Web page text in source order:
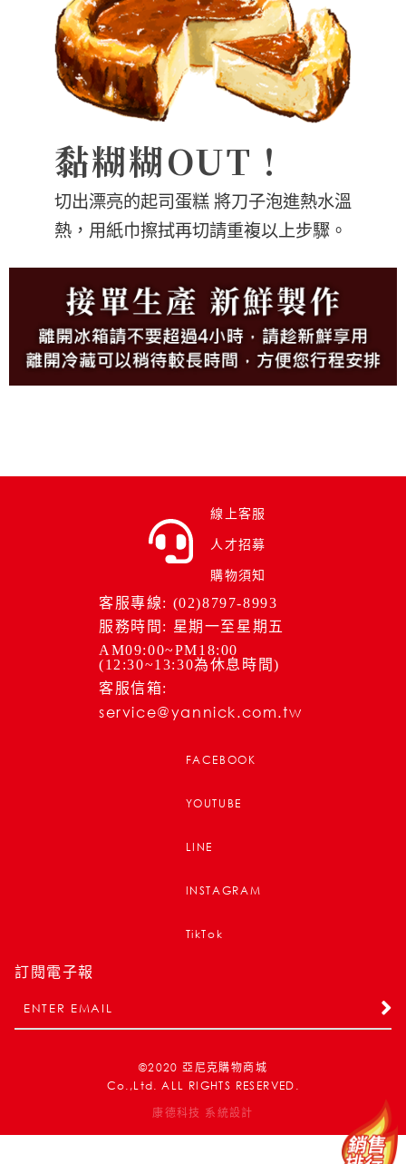
黏糊糊OUT！
切出漂亮的起司蛋糕 將刀子泡進熱水溫
熱，用紙巾擦拭再切請重複以上步驟。
線上客服
人才招募
購物須知
客服專線: (02)8797-8993
服務時間: 星期一至星期五
AM09:00~PM18:00
(12:30~13:30為休息時間)
客服信箱:
service@yannick.com.tw
FACEBOOK
YOUTUBE
LINE
INSTAGRAM
TikTok
訂閱電子報
©2020 亞尼克購物商城
Co.,Ltd. ALL RIGHTS RESERVED.
康德科技 系統設計